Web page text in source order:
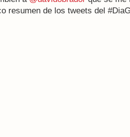
resumen de los tweets del